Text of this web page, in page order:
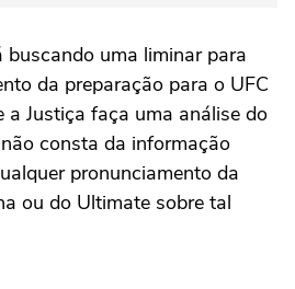
uma liminar para
da preparação para o UFC
a Justiça faça uma análise do
consta da informação
pronunciamento da
ou do Ultimate sobre tal